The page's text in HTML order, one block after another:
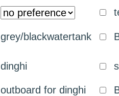
grey/blackwatertank
dinghi
outboard for dinghi